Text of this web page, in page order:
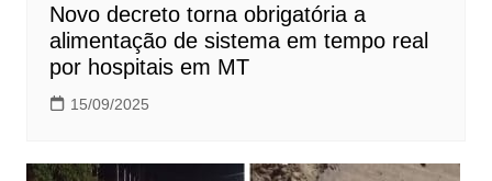
Novo decreto torna obrigatória a
alimentação de sistema em tempo real
por hospitais em MT
15/09/2025